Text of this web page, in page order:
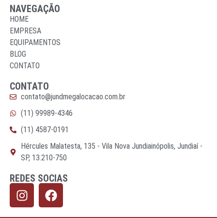
NAVEGAÇÃO
HOME
EMPRESA
EQUIPAMENTOS
BLOG
CONTATO
CONTATO
contato@jundmegalocacao.com.br
(11) 99989-4346
(11) 4587-0191
Hércules Malatesta, 135 - Vila Nova Jundiainópolis, Jundiaí -
SP, 13.210-750
REDES SOCIAS